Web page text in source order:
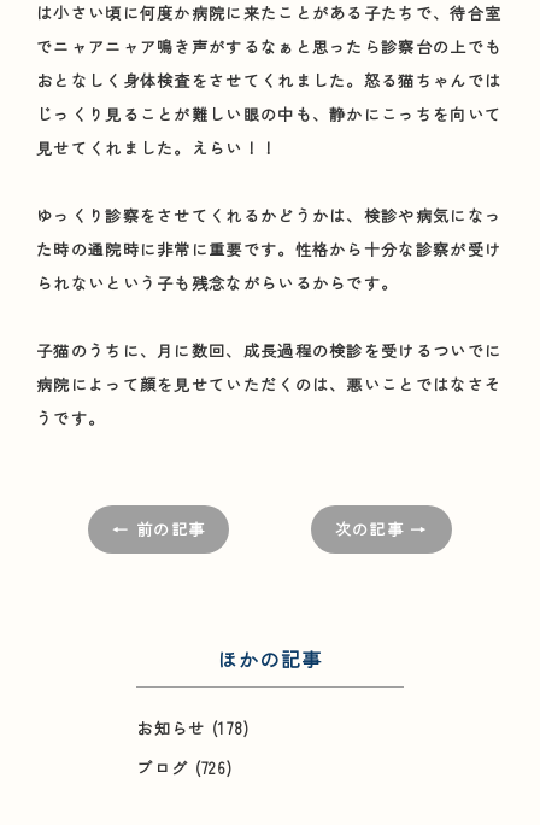
は小さい頃に何度か病院に来たことがある子たちで、待合室
でニャアニャア鳴き声がするなぁと思ったら診察台の上でも
おとなしく身体検査をさせてくれました。怒る猫ちゃんでは
じっくり見ることが難しい眼の中も、静かにこっちを向いて
見せてくれました。えらい！！
ゆっくり診察をさせてくれるかどうかは、検診や病気になっ
た時の通院時に非常に重要です。性格から十分な診察が受け
られないという子も残念ながらいるからです。
子猫のうちに、月に数回、成長過程の検診を受けるついでに
病院によって顔を見せていただくのは、悪いことではなさそ
うです。
← 前の記事 次の記事 →
ほかの記事
お知らせ (178)
ブログ (726)